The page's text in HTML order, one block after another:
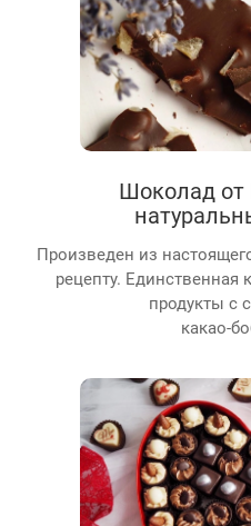
Шоколад
Произведен из
рецепту.
продукты с
какао-